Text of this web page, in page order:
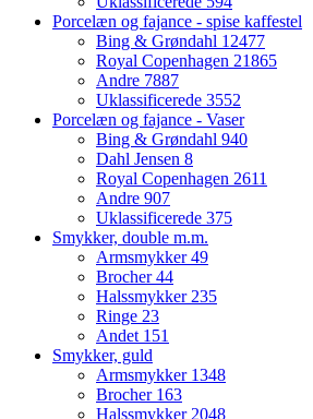
Porcelæn og fajance - spise kaffestel
Bing & Grøndahl 12477
Royal Copenhagen 21865
Andre 7887
Uklassificerede 3552
Porcelæn og fajance - Vaser
Bing & Grøndahl 940
Dahl Jensen 8
Royal Copenhagen 2611
Andre 907
Uklassificerede 375
Smykker, double m.m.
Armsmykker49
Brocher44
Halssmykker235
Ringe 23
Andet 151
Smykker, guld
Armsmykker 1348
Brocher 163
Halssmykker2048